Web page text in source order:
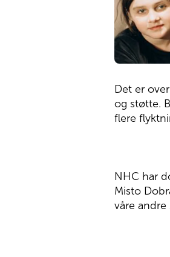
Det er
og støtte.
flere
NHC har
Misto
våre andre